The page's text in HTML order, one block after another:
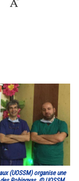
(UOSSM) organise une